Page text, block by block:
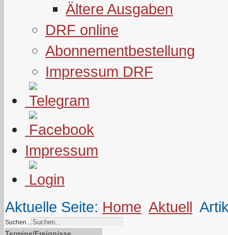
Ältere Ausgaben
DRF online
Abonnementbestellung
Impressum DRF
Impressum
Aktuelle Seite: Home Aktuell
Suchen...